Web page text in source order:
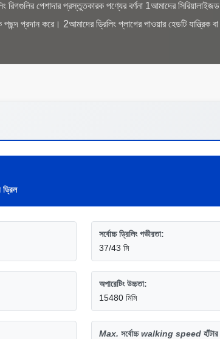
রিগগুলির পেশাদার প্রস্তুতকারক পণ্যের বর্ণনা 1আমাদের
ড্রিল
সর্বোচ্চ ড্রিলিং গভীরতা:
37/43 মি
অপারেটিং উচ্চতা:
15480 মিমি
Max. সর্বোচ্চ walking speed